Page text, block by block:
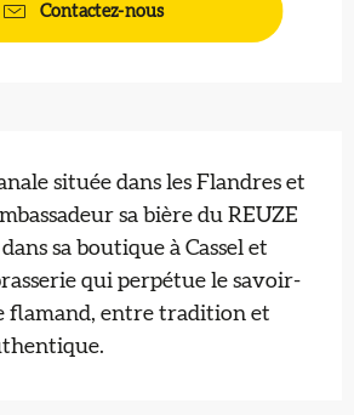
Contactez-nous
située dans les Flandres et
sa bière du REUZE
sa boutique à Cassel et
qui perpétue le savoir-
flamand, entre tradition et